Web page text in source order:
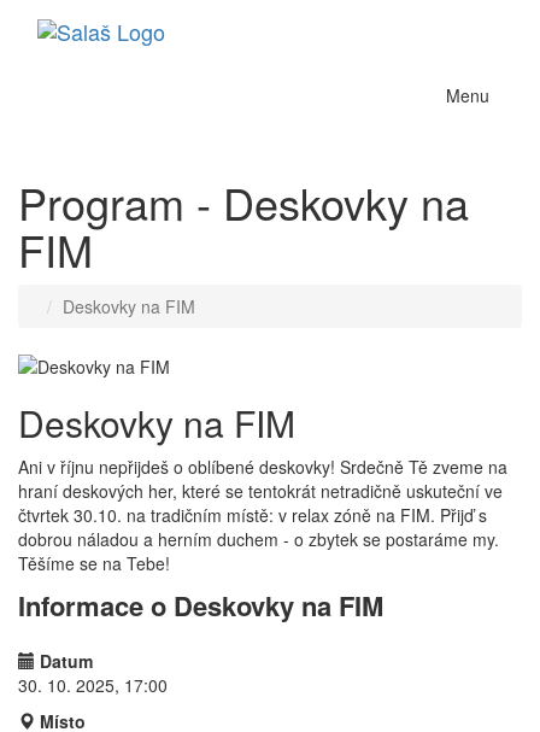
Menu
Program - Deskovky na
FIM
Deskovky na FIM
Deskovky na FIM
Ani v říjnu nepřijdeš o oblíbené deskovky! Srdečně Tě zveme na
hraní deskových her, které se tentokrát netradičně uskuteční ve
čtvrtek 30.10. na tradičním místě: v relax zóně na FIM. Přijď s
dobrou náladou a herním duchem - o zbytek se postaráme my.
Těšíme se na Tebe!
Informace o Deskovky na FIM
Datum
30. 10. 2025, 17:00
Místo